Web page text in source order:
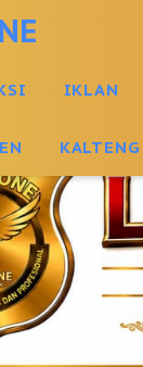
IKLAN
KALTENG